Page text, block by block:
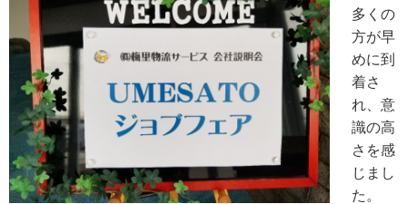
多くの
方が早
めに到
着さ
れ、意
識の高
さを感
じまし
た。